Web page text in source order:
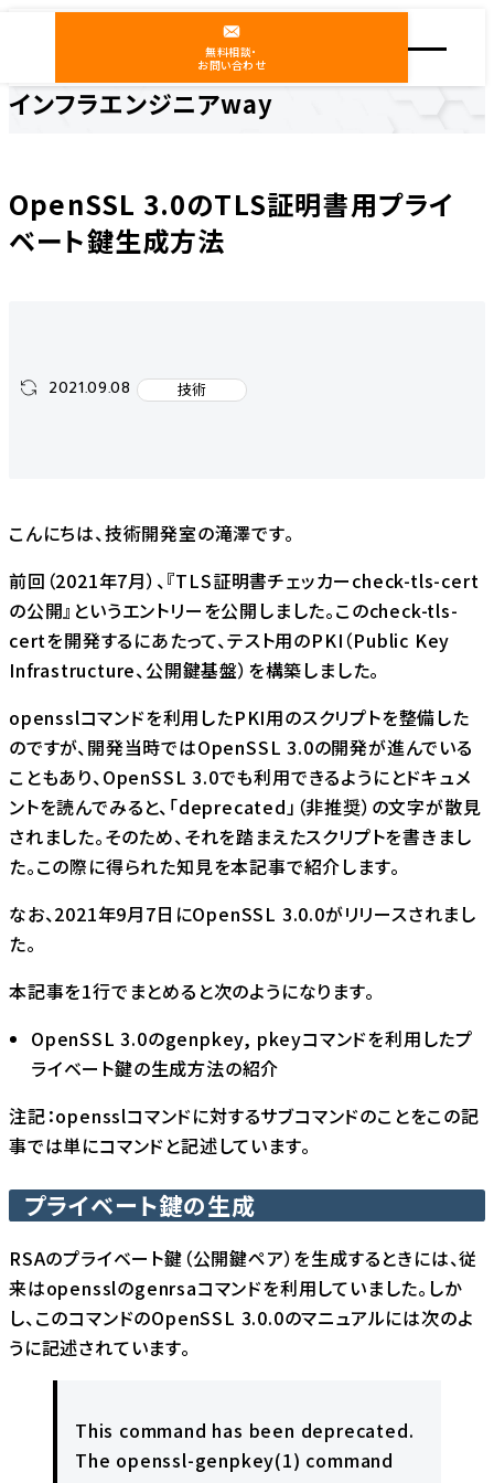
無料相談・
お問い合わせ
インフラエンジニアway
OpenSSL 3.0のTLS証明書用プライ
ベート鍵生成方法
2021.09.08 技術
こんにちは、技術開発室の滝澤です。
前回（2021年7月）、『TLS証明書チェッカーcheck-tls-cert
の公開』というエントリーを公開しました。このcheck-tls-
certを開発するにあたって、テスト用のPKI（Public Key
Infrastructure、公開鍵基盤）を構築しました。
opensslコマンドを利用したPKI用のスクリプトを整備した
のですが、開発当時ではOpenSSL 3.0の開発が進んでいる
こともあり、OpenSSL 3.0でも利用できるようにとドキュメ
ントを読んでみると、「deprecated」（非推奨）の文字が散見
されました。そのため、それを踏まえたスクリプトを書きまし
た。この際に得られた知見を本記事で紹介します。
なお、2021年9月7日にOpenSSL 3.0.0がリリースされまし
た。
本記事を1行でまとめると次のようになります。
OpenSSL 3.0のgenpkey, pkeyコマンドを利用したプ
ライベート鍵の生成方法の紹介
注記：opensslコマンドに対するサブコマンドのことをこの記
事では単にコマンドと記述しています。
プライベート鍵の生成
RSAのプライベート鍵（公開鍵ペア）を生成するときには、従
来はopensslのgenrsaコマンドを利用していました。しか
し、このコマンドのOpenSSL 3.0.0のマニュアルには次のよ
うに記述されています。
This command has been deprecated.
The openssl-genpkey(1) command